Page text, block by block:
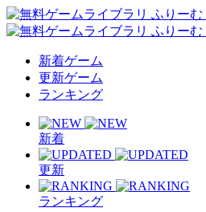
新着ゲーム
更新ゲーム
ランキング
新着
更新
ランキング